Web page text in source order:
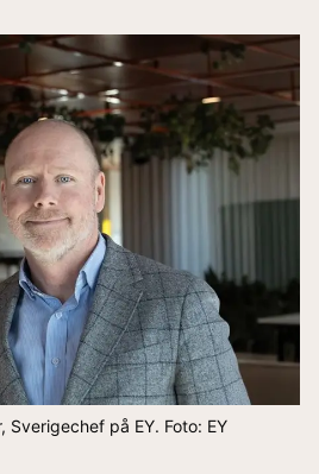
Sverigechef på EY. Foto: EY